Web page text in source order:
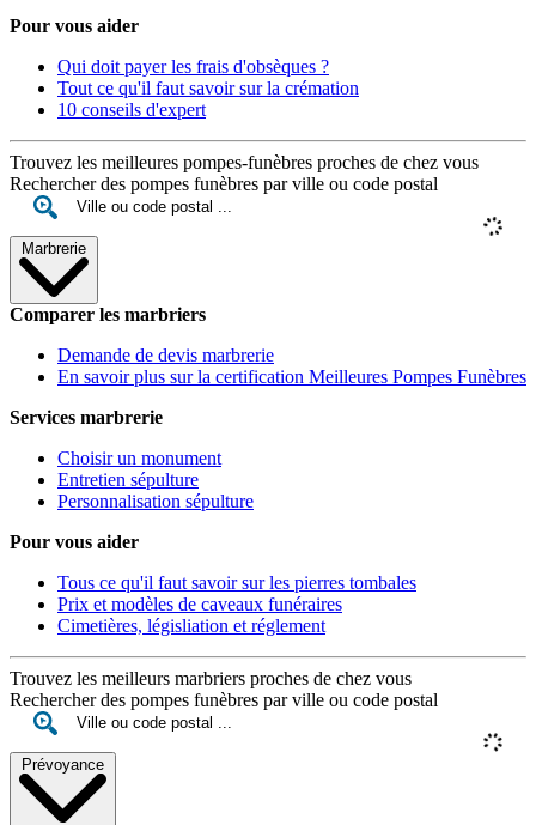
Pour vous aider
Qui doit payer les frais d'obsèques ?
Tout ce qu'il faut savoir sur la crémation
10 conseils d'expert
Trouvez les meilleures pompes-funèbres proches de chez vous
Rechercher des pompes funèbres par ville ou code postal
Marbrerie
Comparer les marbriers
Demande de devis marbrerie
En savoir plus sur la certification Meilleures Pompes Funèbres
Services marbrerie
Choisir un monument
Entretien sépulture
Personnalisation sépulture
Pour vous aider
Tous ce qu'il faut savoir sur les pierres tombales
Prix et modèles de caveaux funéraires
Cimetières, législiation et réglement
Trouvez les meilleurs marbriers proches de chez vous
Rechercher des pompes funèbres par ville ou code postal
Prévoyance